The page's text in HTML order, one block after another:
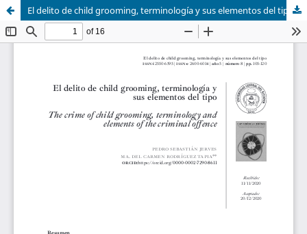
El delito de child grooming, terminología y sus elementos del tipo